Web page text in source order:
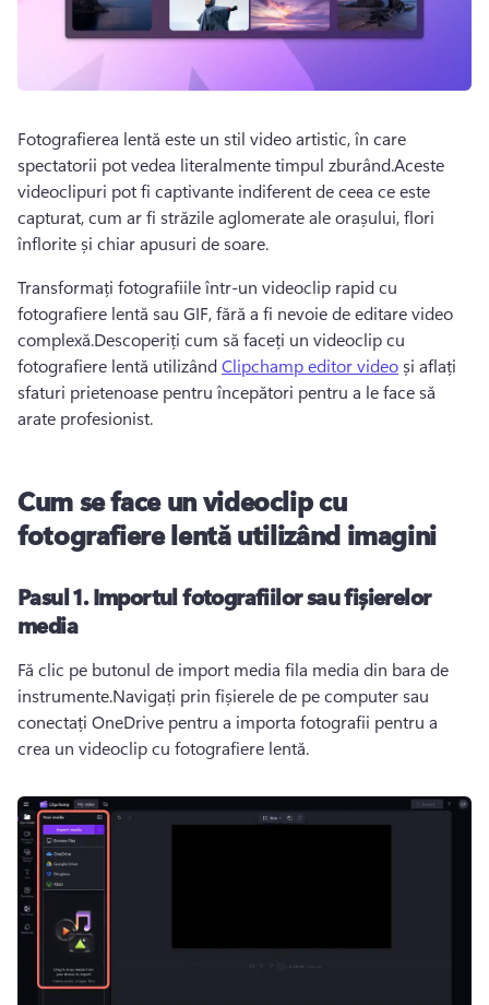
Fotografierea lentă este un stil video artistic, în care
spectatorii pot vedea literalmente timpul zburând.Aceste
videoclipuri pot fi captivante indiferent de ceea ce este
capturat, cum ar fi străzile aglomerate ale orașului, flori
înflorite și chiar apusuri de soare.
Transformați fotografiile într-un videoclip rapid cu
fotografiere lentă sau GIF, fără a fi nevoie de editare video
complexă.Descoperiți cum să faceți un videoclip cu
fotografiere lentă utilizând Clipchamp editor video și aflați
sfaturi prietenoase pentru începători pentru a le face să
arate profesionist.
Cum se face un videoclip cu
fotografiere lentă utilizând imagini
Pasul 1. Importul fotografiilor sau fișierelor
media
Fă clic pe butonul de import media fila media din bara de
instrumente.Navigați prin fișierele de pe computer sau
conectați OneDrive pentru a importa fotografii pentru a
crea un videoclip cu fotografiere lentă.